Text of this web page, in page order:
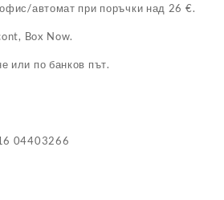
автомат при поръчки над 26 €.
Box Now.
или по банков път.
04403266